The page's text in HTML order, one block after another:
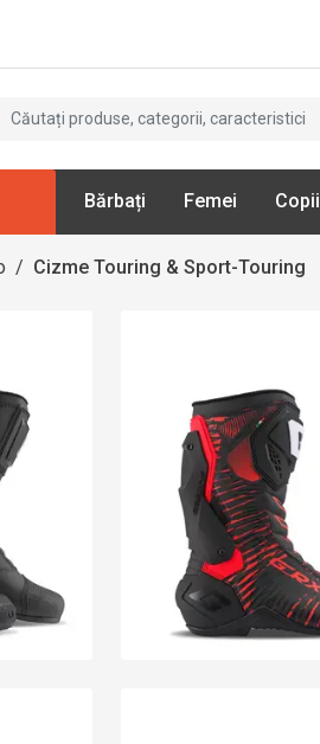
Bărbați Femei Copii
/ Cizme Touring & Sport-Touring